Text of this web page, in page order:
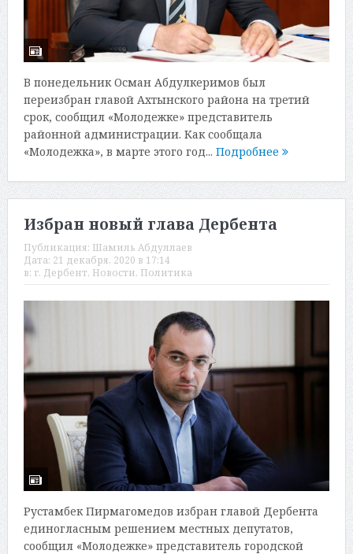
В понедельник Осман Абдулкеримов был
переизбран главой Ахтынского района на третий
срок, сообщил «Молодежке» представитель
районной администрации. Как сообщала
«Молодежка», в марте этого год... Подробнее
Избран новый глава Дербента
Публикация: Шамиль Абдуллаев
Дата: 21 декабря, 2020 в 17:14
в: г. Дербент, Новости, Политика
Рустамбек Пирмагомедов избран главой Дербента
единогласным решением местных депутатов,
сообщил «Молодежке» представитель городской